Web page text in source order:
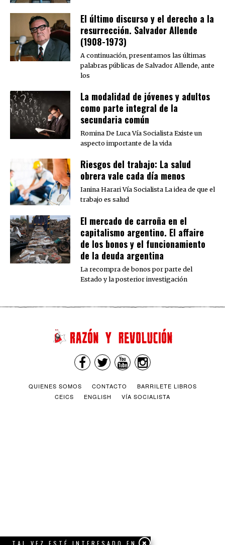
El último discurso y el derecho a la
resurrección. Salvador Allende
(1908-1973)
A continuación, presentamos las últimas
palabras públicas de Salvador Allende, ante
los
La modalidad de jóvenes y adultos
como parte integral de la
secundaria común
Romina De Luca Vía Socialista Existe un
aspecto importante de la vida
Riesgos del trabajo: La salud
obrera vale cada día menos
Ianina Harari Vía Socialista La idea de que el
trabajo es salud
El mercado de carroña en el
capitalismo argentino. El affaire
de los bonos y el funcionamiento
de la deuda argentina
La recompra de bonos por parte del
Estado y la posterior investigación
QUIENES SOMOS CONTACTO
BARRILETE LIBROS
CEICS
ENGLISH VÍA SOCIALISTA
TAL VEZ ESTÉ INTERESADO EN